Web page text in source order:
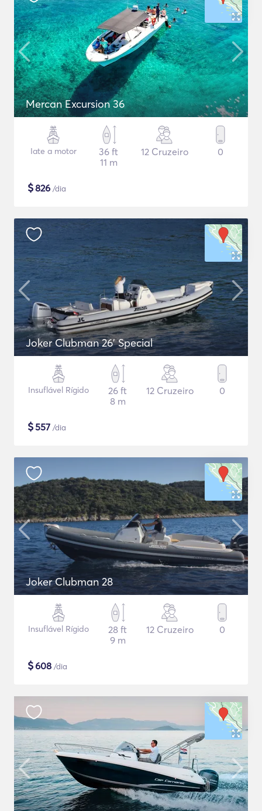
Mercan Excursion 36
Iate a motor
36 ft
11 m
12 Cruzeiro 0
$826 /dia
Joker Clubman 26' Special
Insuflável Rígido
26 ft
8 m
12 Cruzeiro 0
$557 /dia
Joker Clubman 28
Insuflável Rígido
28 ft
9 m
12 Cruzeiro 0
$608 /dia